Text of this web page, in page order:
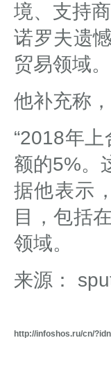
境、支持
诺罗夫遗
贸易领域。
他补充称，
“2018年
额的5%。
据他表示
目，包括
领域。
来源：
http://infoshos.ru/cn/